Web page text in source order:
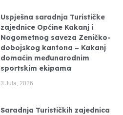
Uspješna saradnja Turističke
zajednice Općine Kakanj i
Nogometnog saveza Zeničko-
dobojskog kantona – Kakanj
domaćin međunarodnim
sportskim ekipama
3 Jula, 2026
Saradnja Turističkih zajednica